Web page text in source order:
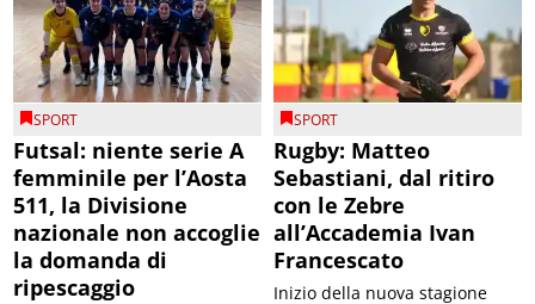
SPORT
Futsal: niente serie A
femminile per l’Aosta
511, la Divisione
nazionale non accoglie
la domanda di
ripescaggio
SPORT
Rugby: Matteo
Sebastiani, dal ritiro
con le Zebre
all’Accademia Ivan
Francescato
Inizio della nuova stagione